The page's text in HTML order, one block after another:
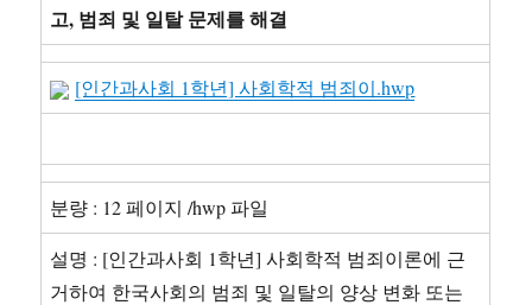
고, 범죄 및 일탈 문제를 해결
[인간과사회 1학년] 사회학적 범죄이.hwp
분량 : 12 페이지 /hwp 파일
설명 : [인간과사회 1학년] 사회학적 범죄이론에 근
거하여 한국사회의 범죄 및 일탈의 양상 변화 또는